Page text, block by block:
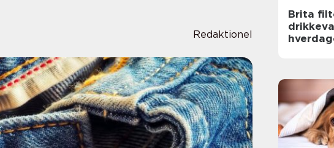
Redaktionel
Brita filter